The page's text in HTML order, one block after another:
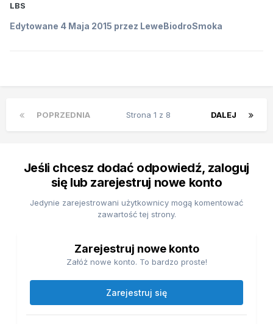
LBS
Edytowane 4 Maja 2015 przez LeweBiodroSmoka
POPRZEDNIA DALEJ
Strona 1 z 8
Jeśli chcesz dodać odpowiedź, zaloguj
się lub zarejestruj nowe konto
Jedynie zarejestrowani użytkownicy mogą komentować
zawartość tej strony.
Zarejestruj nowe konto
Załóż nowe konto. To bardzo proste!
Zarejestruj się